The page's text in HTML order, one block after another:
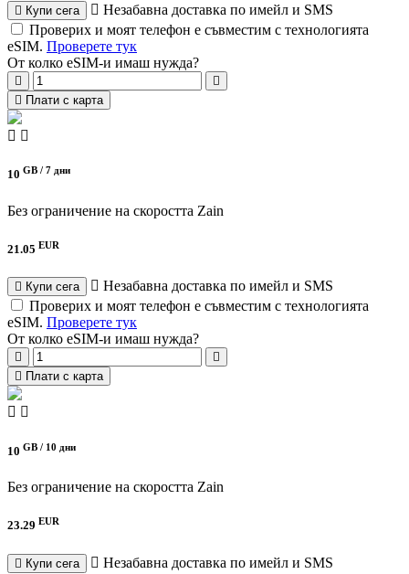
Купи сега
Незабавна доставка по имейл и SMS
Проверих и моят телефон е съвместим с технологията
eSIM. Проверете тук
От колко eSIM-и имаш нужда?
Плати с карта
10 GB / 7 дни
Без ограничение на скоростта Zain
21.05 EUR
Купи сега
Незабавна доставка по имейл и SMS
Проверих и моят телефон е съвместим с технологията
eSIM. Проверете тук
От колко eSIM-и имаш нужда?
Плати с карта
10 GB / 10 дни
Без ограничение на скоростта Zain
23.29 EUR
Купи сега
Незабавна доставка по имейл и SMS